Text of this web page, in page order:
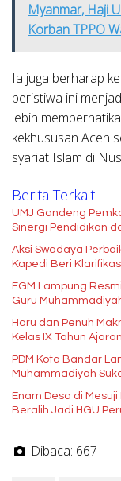
Myanmar, Haji
Korban TPPO
Ia juga berharap
peristiwa ini
lebih
kekhususan Aceh
syariat Islam di
Berita Terkait
UMJ Gandeng
Sinergi Pendidikan
Aksi Swadaya
Kapedi Beri
FGM Lampung
Guru
Haru dan Penuh
Kelas IX Tahun
PDM Kota Bandar
Muhammadiyah
Enam Desa di
Beralih Jadi HGU
Dibaca: 667